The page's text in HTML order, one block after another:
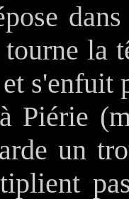
la
et
Piérie
un